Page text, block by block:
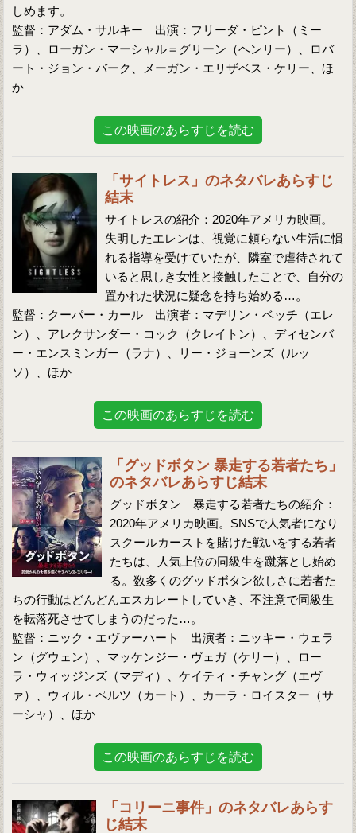
しめます。
監督：アダム・サルキー 出演：フリーダ・ピント（ミー
ラ）、ローガン・マーシャル＝グリーン（ヘンリー）、ロバ
ート・ジョン・バーク、メーガン・エリザベス・ケリー、ほ
か
この映画のあらすじを読む
「サイトレス」のネタバレあらすじ
結末
サイトレスの紹介：2020年アメリカ映画。
失明したエレンは、視覚に頼らない生活に慣
れる指導を受けていたが、隣室で虐待されて
いると思しき女性と接触したことで、自分の
置かれた状況に疑念を持ち始める…。
監督：クーパー・カール 出演者：マデリン・ベッチ（エレ
ン）、アレクサンダー・コック（クレイトン）、ディセンバ
ー・エンスミンガー（ラナ）、リー・ジョーンズ（ルッ
ソ）、ほか
この映画のあらすじを読む
「グッドボタン 暴走する若者たち」
のネタバレあらすじ結末
グッドボタン 暴走する若者たちの紹介：
2020年アメリカ映画。SNSで人気者になり
スクールカーストを賭けた戦いをする若者
たちは、人気上位の同級生を蹴落とし始め
る。数多くのグッドボタン欲しさに若者た
ちの行動はどんどんエスカレートしていき、不注意で同級生
を転落死させてしまうのだった…。
監督：ニック・エヴァーハート 出演者：ニッキー・ウェラ
ン（グウェン）、マッケンジー・ヴェガ（ケリー）、ロー
ラ・ウィッジンズ（マディ）、ケイティ・チャング（エヴ
ァ）、ウィル・ペルツ（カート）、カーラ・ロイスター（サ
ーシャ）、ほか
この映画のあらすじを読む
「コリーニ事件」のネタバレあらす
じ結末